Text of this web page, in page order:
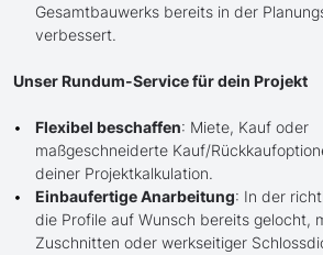
Gesamtbauwerks bereits in der
verbessert.
Unser Rundum-Service für dein Projekt
Flexibel beschaffen: Miete, Kauf oder
maßgeschneiderte Kauf/
deiner Projektkalkulation.
Einbaufertige Anarbeitung: In der
die Profile auf Wunsch bereits gelocht,
Zuschnitten oder werkseitiger